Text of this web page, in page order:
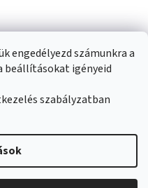
engedélyezd számunkra a
beállításokat igényeid
szabályzatban
jog fenntartva.